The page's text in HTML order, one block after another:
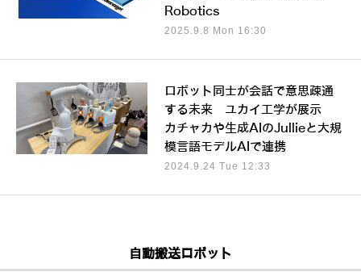
Robotics
2025.9.8 Mon 16:30
ロボット同士が会話で意思疎通
する未来 ユカイ工学が展示
カチャカや生成AIのJullieと大規
模言語モデルAIで連携
2024.9.24 Tue 12:33
自動搬送ロボット